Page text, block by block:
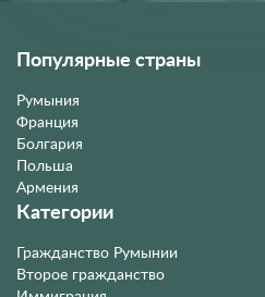
Популярные страны
Румыния
Франция
Болгария
Польша
Армения
Категории
Гражданство Румынии
Второе гражданство